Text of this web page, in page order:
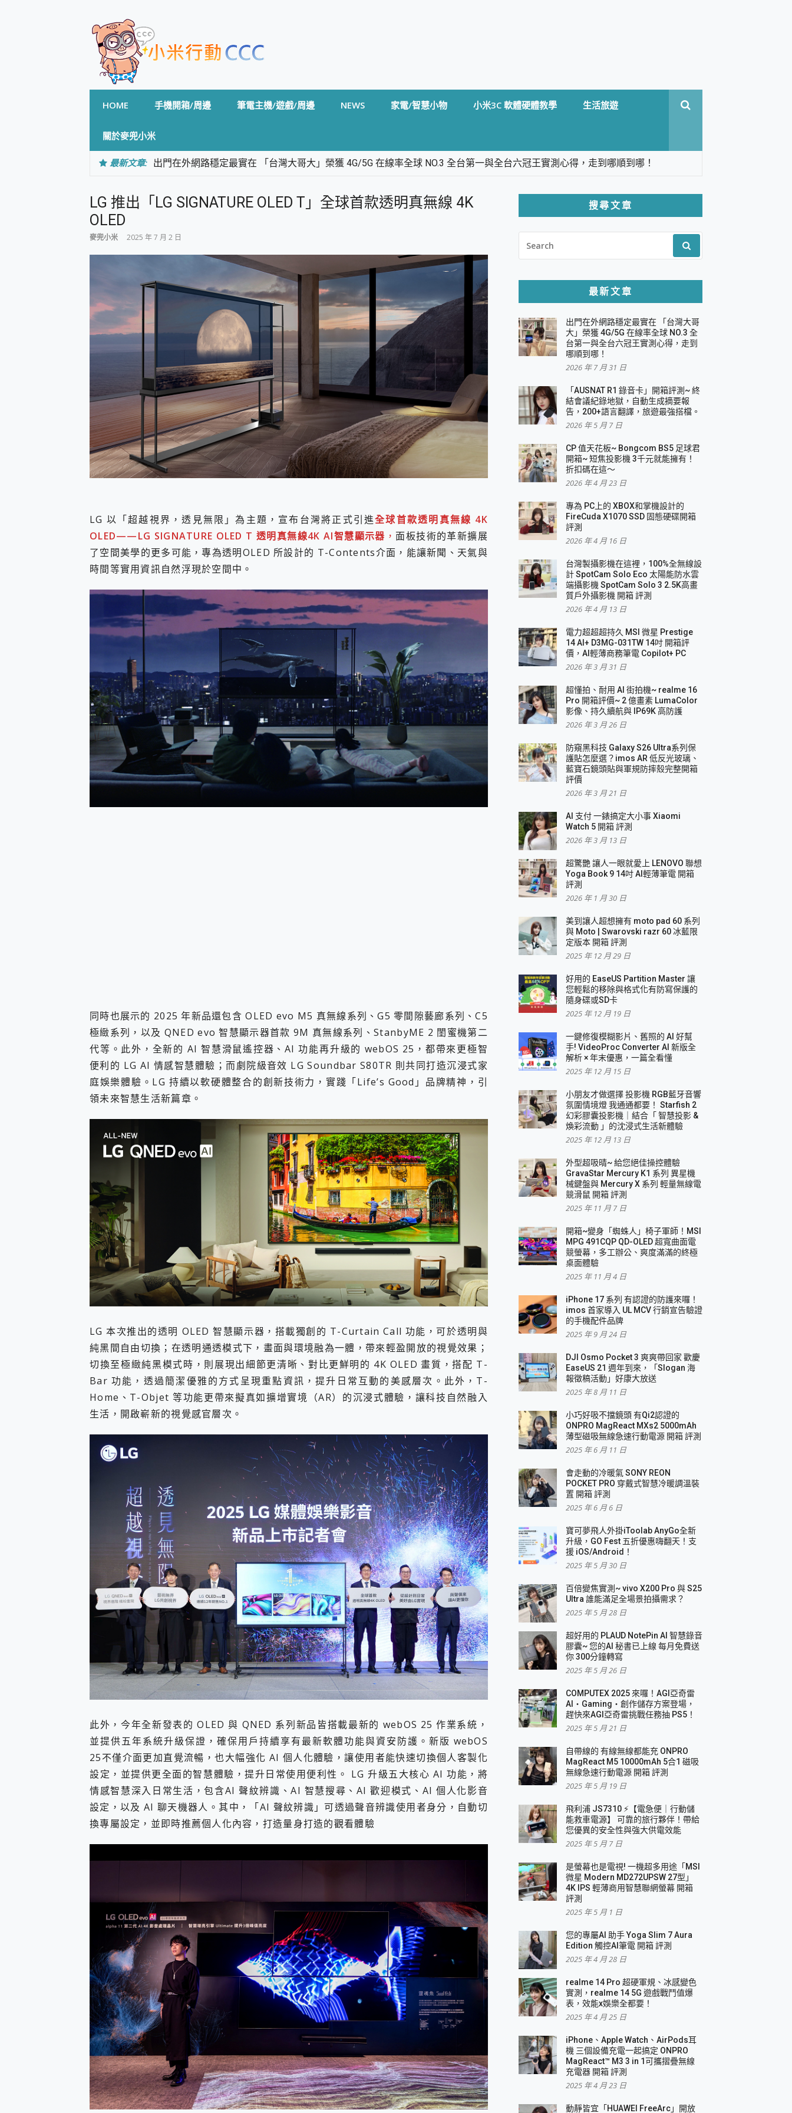
HOME 手機開箱/周邊 筆電主機/遊戲/周邊 NEWS 家電/智慧小物 小米3C 軟體硬體教學 生活旅遊
關於麥兜小米
最新文章: 出門在外網路穩定最實在 「台灣大哥大」榮獲 4G/5G 在線率全球 NO.3 全台第一與全台六冠王實測心得，走到哪順到哪！
專為 PC上的 XBOX和掌機設計的 FireCuda X1070 SSD 固態硬碟開箱 評測
台灣製攝影機在這裡，100%全無線設計 SpotCam Solo Eco 太陽能防水雲端攝影機 SpotCam Solo 3 2.5K高畫質戶外攝影機 開箱 評
電力超超超持久 MSI 微星 Prestige 14 AI+ D3MG-031TW 14吋 開箱評價，AI輕薄商務筆電 Copilot+ PC
超懂拍、耐用 AI 街拍機~ realme 16 Pro 開箱評價~ 2 億畫素 LumaColor 影像、持久續航與 IP69K 高防護
防窺黑科技 Galaxy S26 Ultra系列保護貼怎麼選？imos AR 低反光玻璃、藍寶石鏡頭貼與軍規防摔殼完整開箱評價
AI 支付 一錶搞定大小事 Xiaomi Watch 5 開箱 評測
超驚艷 讓人一眼就愛上 LENOVO 聯想 Yoga Book 9 14吋 AI輕薄筆電 開箱 評測
美到讓人超想擁有 moto pad 60 系列 與 Moto | Swarovski razr 60 冰藍限定版本 開箱 評測
好用的 EaseUS Partition Master 讓您輕鬆的移除與格式化有防寫保護的隨身碟或SD卡
一鍵修復模糊影片、舊照的 AI 好幫手! VideoProc Converter AI 新版全解析 × 年末優惠，一篇全看懂
小朋友才做選擇 投影機 RGB藍牙音響 氛圍情境燈 我通通都要！ Starfish 2 幻彩膠囊投影機｜結合「 智慧投影 & 煥彩流動 」的沈浸
式生活新體驗
外型超吸晴~ 給您絕佳操控體驗 GravaStar Mercury K1 系列 異星機械鍵盤與 Mercury X 系列 輕量無線電競滑鼠 開箱 評測
開箱~變身「蜘蛛人」椅子軍師！MSI MPG 491CQP QD-OLED 超寬曲面電競螢幕，多工辦公、爽度滿滿的終極桌面體驗
iPhone 17 系列 有認證的防護來囉！ imos 首家導入 UL MCV 行銷宣告驗證的手機配件品牌
DJI Osmo Pocket 3 爽爽帶回家 歡慶 EaseUS 21 週年到來，「Slogan 海報徵稿活動」好康大放送
小巧好吸不擋鏡頭 有Qi2認證的 ONPRO MagReact MXs2 5000mAh薄型磁吸無線急速行動電源 開箱 評測
會走動的冷暖氣 SONY REON POCKET PRO 穿戴式智慧冷暖調溫裝置 開箱 評測
寶可夢飛人外掛iToolab AnyGo全新升級，GO Fest 五折優惠嗨翻天！支援 iOS/Android！
百倍變焦實測~ vivo X200 Pro 與 S25 Ultra 誰能滿足全場景拍攝需求？
超好用的 PLAUD NotePin AI 智慧錄音膠囊~ 您的AI 秘書已上線 每月免費送你 300分鐘轉寫
COMPUTEX 2025 來囉！AGI亞奇雷 AI・Gaming・創作儲存方案登場，趕快來AGI亞奇雷挑戰任務抽 PS5！
自帶線的 有線無線都能充 ONPRO MagReact M5 10000mAh 5合1 磁吸無線急速行動電源 開箱 評測
飛利浦 JS7310 ⚡【電急便｜行動儲能救車電源】 可靠的旅行夥伴！帶給您優異的安全性與強大供電效能
是螢幕也是電視! 一機超多用途「MSI微星 Modern MD272UPSW 27型」 4K IPS 輕薄商用智慧聯網螢幕 開箱 評測
您的專屬AI 助手 Yoga Slim 7 Aura Edition 觸控AI筆電 開箱 評測
realme 14 Pro 超硬軍規、冰感變色實測，realme 14 5G 遊戲戰鬥值爆表，效能x娛樂全都要！
iPhone、Apple Watch、AirPods耳機 三個設備充電一起搞定 ONPRO MagReact™ M3 3 in 1可攜摺疊無線充電器 開箱 評測
動靜皆宜「HUAWEI FreeArc」開放式耳掛耳機，無感配戴! 超穩超服貼，音質、通話也很優質
好玩好拍 vivo V50 ~ 口袋裡的 Zeiss 潮流攝影棚!
25種洗烘模式一機搞定! Roborock 衣莉莎白 H1 Neo分子篩洗脫烘 AI 滾筒洗衣機
給 MSI Claw 系列電競掌機 最完美的家 MSI Nest Docking Station 掌機專屬擴充底座 開箱 評測
B&O 精品級音響! Home+ 中嘉寬頻 SoundBox 劇院串流盒 開箱 評測
2億 APO蔡司長焦神機降臨~ vivo X200 Pro、vivo X200 就是這麼好拍
EaseUS Vocal Remover 免費線上去聲器一鍵去除人聲 人聲 音樂分離 2024 消除人聲推薦
3 個超值 MHN 飛人工具分享~~ iToolab AnyGo 魔物獵人 Now飛人 ios教學 不出門也可以到處走
Locawhere AnyTo 寶可夢飛人 AnyTo 不出門也可以飛遍全世界
小體積 40000mAh 超大容量 一次充5個設備 充好充滿 CUKTECH 酷態科 300W 微型充電站 開箱 評測
97.3% 恢復率，資料救援就是這麼簡單 EaseUS Data Recovery Wizard Free 18.0.0 業界最好的資料救援軟體
磁碟系統大風吹 有了 磁碟管理程式 EaseUS Partition Master 就是這麼簡單
全新 SONY Xperia 1 VI 開箱! 相機實測! 長焦覆蓋更遠更清晰、2日長續航、頂尖影音娛樂效能~
Xiaomi 14 Ultra 開箱 評測~ 有深度的 Leica 影像旗艦手機! 加碼小旗艦 Xiaomi 14 開箱 評測
vivo TWS 3e 真無線藍牙耳機智慧降噪升級、音質明亮溫潤，並支援雙設備連接~
MSI Claw 掌機專屬配件包 來囉 完美保護 MSI Claw A1M-026TW 電競掌機
人像旗艦 vivo V30 系列 開箱 評測! 首搭蔡司光學鏡頭、攝影棚級柔光環、拍攝功能最好玩的美拍神機 vivo V30 Pro
一吸完美對位 擁有超強吸力與超好用的隱磁支架 O-ONE MAG 最會吸的行動電源 開箱 評測
OPPO 哈蘇 300mm 專業增距鏡實測：Find X9 Ultra 光學長焦隨手拍，紀錄生活就是這麼簡單
LG 推出「LG SIGNATURE OLED T」全球首款透明真無線 4K
OLED
麥兜小米 2025 年 7 月 2 日
LG 以「超越視界，透見無限」為主題，宣布台灣將正式引進全球首款透明真無線 4K
OLED——LG SIGNATURE OLED T 透明真無線4K AI智慧顯示器 ， 面板技術的革新擴展
了空間美學的更多可能，專為透明OLED 所設計的 T-Contents介面，能讓新聞、天氣與
時間等實用資訊自然浮現於空間中。
同時也展示的 2025 年新品還包含 OLED evo M5 真無線系列、G5 零間隙藝廊系列、C5
極緻系列，以及 QNED evo 智慧顯示器首款 9M 真無線系列、StanbyME 2 閨蜜機第二
代等。此外，全新的 AI 智慧滑鼠遙控器、AI 功能再升級的 webOS 25，都帶來更極智
便利的 LG AI 情感智慧體驗；而劇院級音效 LG Soundbar S80TR 則共同打造沉浸式家
庭娛樂體驗。LG 持續以軟硬體整合的創新技術力，實踐「Life’s Good」品牌精神，引
領未來智慧生活新篇章。
LG 本次推出的透明 OLED 智慧顯示器，搭載獨創的 T-Curtain Call 功能，可於透明與
純黑間自由切換；在透明通透模式下，畫面與環境融為一體，帶來輕盈開放的視覺效果；
切換至極緻純黑模式時，則展現出細節更清晰、對比更鮮明的 4K OLED 畫質，搭配 T-
Bar 功能，透過簡潔優雅的方式呈現重點資訊，提升日常互動的美感層次。此外，T-
Home、T-Objet 等功能更帶來擬真如擴增實境（AR）的沉浸式體驗，讓科技自然融入
生活，開啟嶄新的視覺感官層次。
此外，今年全新發表的 OLED 與 QNED 系列新品皆搭載最新的 webOS 25 作業系統，
並提供五年系統升級保證，確保用戶持續享有最新軟體功能與資安防護。新版 webOS
25不僅介面更加直覺流暢，也大幅強化 AI 個人化體驗，讓使用者能快速切換個人客製化
設定，並提供更全面的智慧體驗，提升日常使用便利性。 LG 升級五大核心 AI 功能，將
情感智慧深入日常生活，包含AI 聲紋辨識、AI 智慧搜尋、AI 歡迎模式、AI 個人化影音
設定，以及 AI 聊天機器人。其中，「AI 聲紋辨識」可透過聲音辨識使用者身分，自動切
換專屬設定，並即時推薦個人化內容，打造量身打造的觀看體驗
搜尋文章
FOR:
最新文章
出門在外網路穩定最實在 「台灣大哥
大」榮獲 4G/5G 在線率全球 NO.3 全
台第一與全台六冠王實測心得，走到
哪順到哪！
2026 年 7 月 31 日
「AUSNAT R1 錄音卡」開箱評測~ 終
結會議紀錄地獄，自動生成摘要報
告，200+語言翻譯，旅遊最強搭檔。
2026 年 5 月 7 日
CP 值天花板~ Bongcom BS5 足球君
開箱~ 短焦投影機 3千元就能擁有！
折扣碼在這～
2026 年 4 月 23 日
專為 PC上的 XBOX和掌機設計的
FireCuda X1070 SSD 固態硬碟開箱
評測
2026 年 4 月 16 日
台灣製攝影機在這裡，100%全無線設
計 SpotCam Solo Eco 太陽能防水雲
端攝影機 SpotCam Solo 3 2.5K高畫
質戶外攝影機 開箱 評測
2026 年 4 月 13 日
電力超超超持久 MSI 微星 Prestige
14 AI+ D3MG-031TW 14吋 開箱評
價，AI輕薄商務筆電 Copilot+ PC
2026 年 3 月 31 日
超懂拍、耐用 AI 街拍機~ realme 16
Pro 開箱評價~ 2 億畫素 LumaColor
影像、持久續航與 IP69K 高防護
2026 年 3 月 26 日
防窺黑科技 Galaxy S26 Ultra系列保
護貼怎麼選？imos AR 低反光玻璃、
藍寶石鏡頭貼與軍規防摔殼完整開箱
評價
2026 年 3 月 21 日
AI 支付 一錶搞定大小事 Xiaomi
Watch 5 開箱 評測
2026 年 3 月 13 日
超驚艷 讓人一眼就愛上 LENOVO 聯想
Yoga Book 9 14吋 AI輕薄筆電 開箱
評測
2026 年 1 月 30 日
美到讓人超想擁有 moto pad 60 系列
與 Moto | Swarovski razr 60 冰藍限
定版本 開箱 評測
2025 年 12 月 29 日
好用的 EaseUS Partition Master 讓
您輕鬆的移除與格式化有防寫保護的
隨身碟或SD卡
2025 年 12 月 19 日
一鍵修復模糊影片、舊照的 AI 好幫
手! VideoProc Converter AI 新版全
解析 × 年末優惠，一篇全看懂
2025 年 12 月 15 日
小朋友才做選擇 投影機 RGB藍牙音響
氛圍情境燈 我通通都要！ Starfish 2
幻彩膠囊投影機｜結合「 智慧投影 &
煥彩流動 」的沈浸式生活新體驗
2025 年 12 月 13 日
外型超吸晴~ 給您絕佳操控體驗
GravaStar Mercury K1 系列 異星機
械鍵盤與 Mercury X 系列 輕量無線電
競滑鼠 開箱 評測
2025 年 11 月 7 日
開箱~變身「蜘蛛人」椅子軍師！MSI
MPG 491CQP QD-OLED 超寬曲面電
競螢幕，多工辦公、爽度滿滿的終極
桌面體驗
2025 年 11 月 4 日
iPhone 17 系列 有認證的防護來囉！
imos 首家導入 UL MCV 行銷宣告驗證
的手機配件品牌
2025 年 9 月 24 日
DJI Osmo Pocket 3 爽爽帶回家 歡慶
EaseUS 21 週年到來，「Slogan 海
報徵稿活動」好康大放送
2025 年 8 月 11 日
小巧好吸不擋鏡頭 有Qi2認證的
ONPRO MagReact MXs2 5000mAh
薄型磁吸無線急速行動電源 開箱 評測
2025 年 6 月 11 日
會走動的冷暖氣 SONY REON
POCKET PRO 穿戴式智慧冷暖調溫裝
置 開箱 評測
2025 年 6 月 6 日
寶可夢飛人外掛iToolab AnyGo全新
升級，GO Fest 五折優惠嗨翻天！支
援 iOS/Android！
2025 年 5 月 30 日
百倍變焦實測~ vivo X200 Pro 與 S25
Ultra 誰能滿足全場景拍攝需求？
2025 年 5 月 28 日
超好用的 PLAUD NotePin AI 智慧錄音
膠囊~ 您的AI 秘書已上線 每月免費送
你 300分鐘轉寫
2025 年 5 月 26 日
COMPUTEX 2025 來囉！AGI亞奇雷
AI・Gaming・創作儲存方案登場，
趕快來AGI亞奇雷挑戰任務抽 PS5！
2025 年 5 月 21 日
自帶線的 有線無線都能充 ONPRO
MagReact M5 10000mAh 5合1 磁吸
無線急速行動電源 開箱 評測
2025 年 5 月 19 日
飛利浦 JS7310 ⚡【電急便｜行動儲
能救車電源】 可靠的旅行夥伴！帶給
您優異的安全性與強大供電效能
2025 年 5 月 7 日
是螢幕也是電視! 一機超多用途「MSI
微星 Modern MD272UPSW 27型」
4K IPS 輕薄商用智慧聯網螢幕 開箱
評測
2025 年 5 月 1 日
您的專屬AI 助手 Yoga Slim 7 Aura
Edition 觸控AI筆電 開箱 評測
2025 年 4 月 28 日
realme 14 Pro 超硬軍規、冰感變色
實測，realme 14 5G 遊戲戰鬥值爆
表，效能x娛樂全都要！
2025 年 4 月 25 日
iPhone、Apple Watch、AirPods耳
機 三個設備充電一起搞定 ONPRO
MagReact™ M3 3 in 1可攜摺疊無線
充電器 開箱 評測
2025 年 4 月 23 日
動靜皆宜「HUAWEI FreeArc」開放